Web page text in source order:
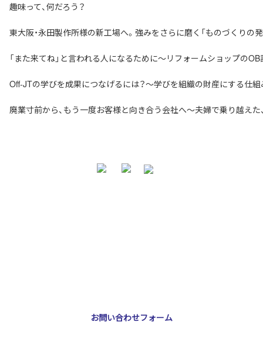
趣味って、何だろう？
東大阪・永田製作所様の新工場へ。強みをさらに磨く「ものづくりの
「また来てね」と言われる人になるために～リフォームショップの
Off-JTの学びを成果につなげるには？～学びを組織の財産にする仕
廃業寸前から、もう一度お客様と向き合う会社へ～夫婦で乗り越え
お問い合わせフォーム